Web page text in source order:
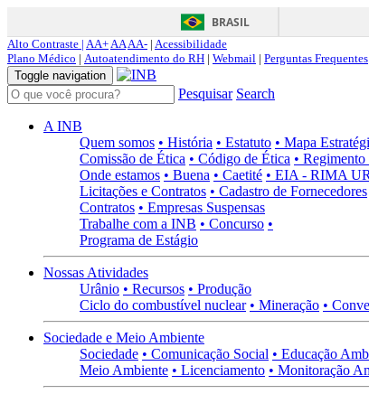
BRASIL
Alto Contraste | AA+AAAA- | Acessibilidade
Plano Médico | Autoatendimento do RH | Webmail | Perguntas Frequentes
Toggle navigation
Pesquisar Search
A INB
Quem somos • História • Estatuto • Mapa
Comissão de Ética • Código de Ética •
Onde estamos • Buena • Caetité • EIA - RIMA
Licitações e Contratos • Cadastro de Fornecedores
Contratos • Empresas Suspensas
Trabalhe com a INB • Concurso •
Programa de Estágio
Nossas Atividades
Urânio • Recursos • Produção
Ciclo do combustível nuclear • Mineração •
Sociedade e Meio Ambiente
Sociedade • Comunicação Social • Educação
Meio Ambiente • Licenciamento • Monitoração